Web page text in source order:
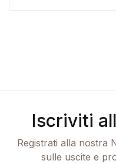
Iscriviti
Registrati alla nostra
sulle uscite e